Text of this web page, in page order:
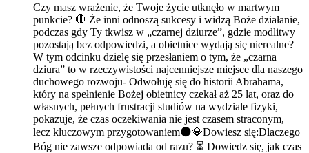
Czy masz wrażenie, że Twoje życie utknęło w martwym
punkcie? 🛑 Że inni odnoszą sukcesy i widzą Boże działanie,
podczas gdy Ty tkwisz w „czarnej dziurze”, gdzie modlitwy
pozostają bez odpowiedzi, a obietnice wydają się nierealne?
W tym odcinku dzielę się przesłaniem o tym, że „czarna
dziura” to w rzeczywistości najcenniejsze miejsce dla naszego
duchowego rozwoju- Odwołuję się do historii Abrahama,
który na spełnienie Bożej obietnicy czekał aż 25 lat, oraz do
własnych, pełnych frustracji studiów na wydziale fizyki,
pokazuje, że czas oczekiwania nie jest czasem straconym,
lecz kluczowym przygotowaniem🌑💎Dowiesz się:Dlaczego
Bóg nie zawsze odpowiada od razu? ⏳ Dowiedz się, jak czas